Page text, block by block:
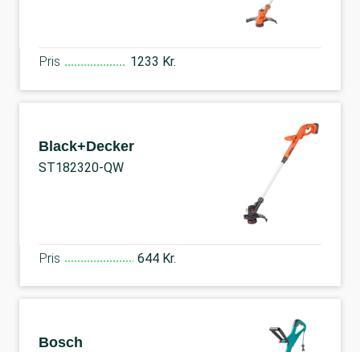
Pris 1233 Kr.
Black+Decker
ST182320-QW
Pris 644 Kr.
Bosch